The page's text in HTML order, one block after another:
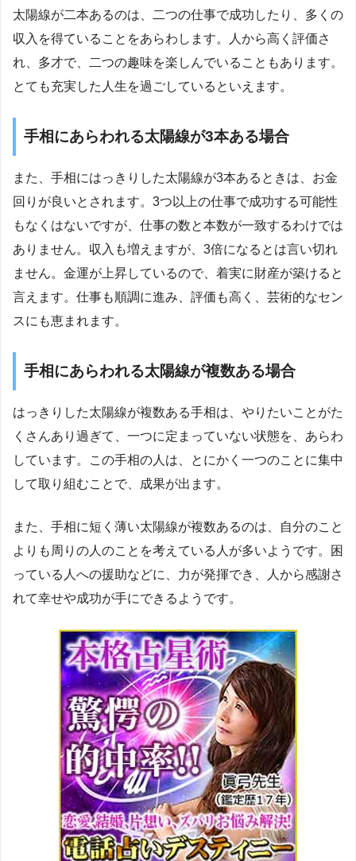
太陽線が二本あるのは、二つの仕事で成功したり、多くの
収入を得ていることをあらわします。人から高く評価さ
れ、多才で、二つの趣味を楽しんでいることもあります。
とても充実した人生を過ごしているといえます。
手相にあらわれる太陽線が3本ある場合
また、手相にはっきりした太陽線が3本あるときは、お金
回りが良いとされます。3つ以上の仕事で成功する可能性
もなくはないですが、仕事の数と本数が一致するわけでは
ありません。収入も増えますが、3倍になるとは言い切れ
ません。金運が上昇しているので、着実に財産が築けると
言えます。仕事も順調に進み、評価も高く、芸術的なセン
スにも恵まれます。
手相にあらわれる太陽線が複数ある場合
はっきりした太陽線が複数ある手相は、やりたいことがた
くさんあり過ぎて、一つに定まっていない状態を、あらわ
しています。この手相の人は、とにかく一つのことに集中
して取り組むことで、成果が出ます。
また、手相に短く薄い太陽線が複数あるのは、自分のこと
よりも周りの人のことを考えている人が多いようです。困
っている人への援助などに、力が発揮でき、人から感謝さ
れて幸せや成功が手にできるようです。